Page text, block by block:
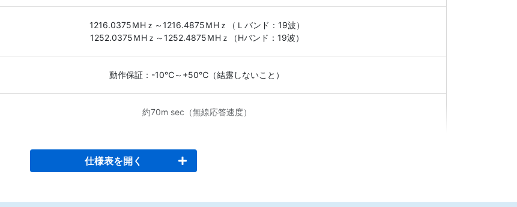
1216.0375ＭHｚ～1216.4875ＭHｚ（Ｌバンド：19波）
1252.0375ＭHｚ～1252.4875ＭHｚ（Hバンド：19波）
動作保証：-10℃～+50℃（結露しないこと）
約70m sec（無線応答速度）
仕様表を開く